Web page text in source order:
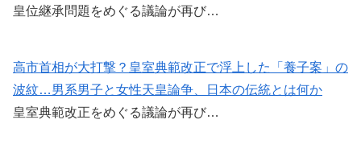
皇位継承問題をめぐる議論が再び…
高市首相が大打撃？皇室典範改正で浮上した「養子案」の
波紋…男系男子と女性天皇論争、日本の伝統とは何か
皇室典範改正をめぐる議論が再び…